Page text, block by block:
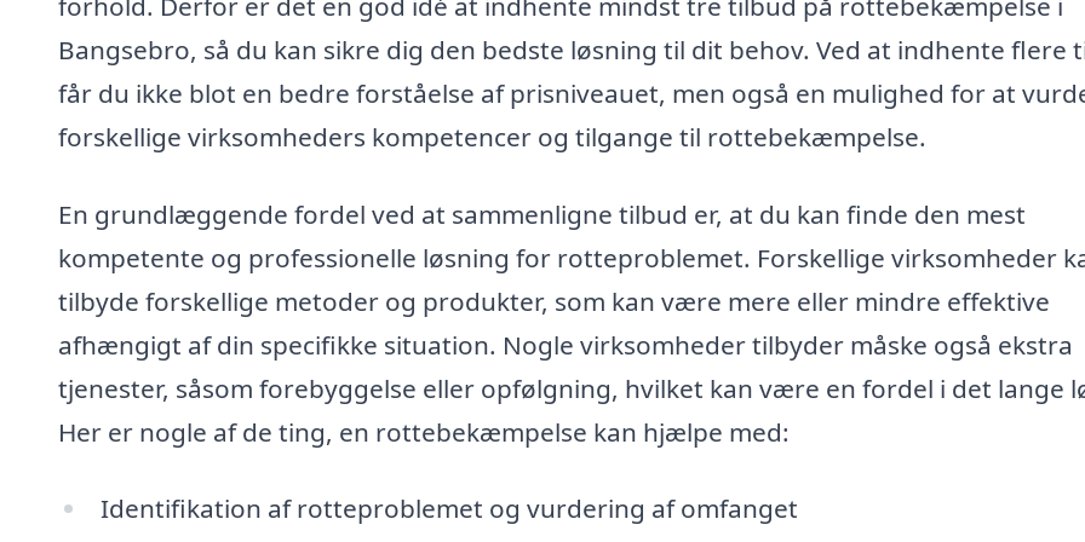
Bangsebro, så du kan sikre dig den bedste løsning til dit behov. Ved at indhente flere
får du ikke blot en bedre forståelse af prisniveauet, men også en mulighed for at
forskellige virksomheders kompetencer og tilgange til rottebekæmpelse.
En grundlæggende fordel ved at sammenligne tilbud er, at du kan finde den mest
kompetente og professionelle løsning for rotteproblemet. Forskellige virksomheder
tilbyde forskellige metoder og produkter, som kan være mere eller mindre effektive
afhængigt af din specifikke situation. Nogle virksomheder tilbyder måske også ekstra
tjenester, såsom forebyggelse eller opfølgning, hvilket kan være en fordel i det lange
Her er nogle af de ting, en rottebekæmpelse kan hjælpe med:
Identifikation af rotteproblemet og vurdering af omfanget